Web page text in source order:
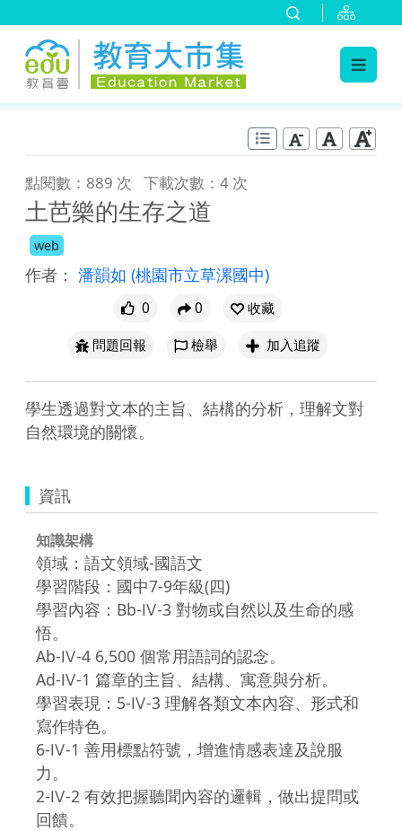
點閱數：889 次 下載次數：4 次
土芭樂的生存之道
web
作者： 潘韻如 (桃園市立草漯國中)
0 0
收藏
問題回報
檢舉 加入追蹤
學生透過對文本的主旨、結構的分析，理解文對
自然環境的關懷。
資訊
知識架構
領域：語文領域-國語文
學習階段：國中7-9年級(四)
學習內容：Bb-Ⅳ-3 對物或自然以及生命的感
悟。
Ab-Ⅳ-4 6,500 個常用語詞的認念。
Ad-Ⅳ-1 篇章的主旨、結構、寓意與分析。
學習表現：5-Ⅳ-3 理解各類文本內容、形式和
寫作特色。
6-Ⅳ-1 善用標點符號，增進情感表達及說服
力。
2-Ⅳ-2 有效把握聽聞內容的邏輯，做出提問或
回饋。